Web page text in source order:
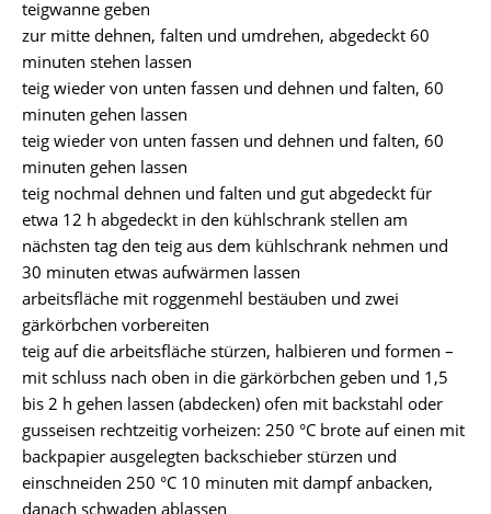
teigwanne geben
zur mitte dehnen, falten und umdrehen, abgedeckt 60
minuten stehen lassen
teig wieder von unten fassen und dehnen und falten, 60
minuten gehen lassen
teig wieder von unten fassen und dehnen und falten, 60
minuten gehen lassen
teig nochmal dehnen und falten und gut abgedeckt für
etwa 12 h abgedeckt in den kühlschrank stellen am
nächsten tag den teig aus dem kühlschrank nehmen und
30 minuten etwas aufwärmen lassen
arbeitsfläche mit roggenmehl bestäuben und zwei
gärkörbchen vorbereiten
teig auf die arbeitsfläche stürzen, halbieren und formen –
mit schluss nach oben in die gärkörbchen geben und 1,5
bis 2 h gehen lassen (abdecken) ofen mit backstahl oder
gusseisen rechtzeitig vorheizen: 250 °C brote auf einen mit
backpapier ausgelegten backschieber stürzen und
einschneiden 250 °C 10 minuten mit dampf anbacken,
danach schwaden ablassen